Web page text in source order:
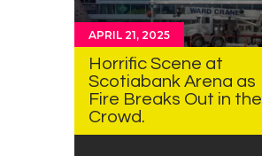
APRIL 21, 2025
Horrific Scene at
Scotiabank Arena as
Fire Breaks Out in the
Crowd.